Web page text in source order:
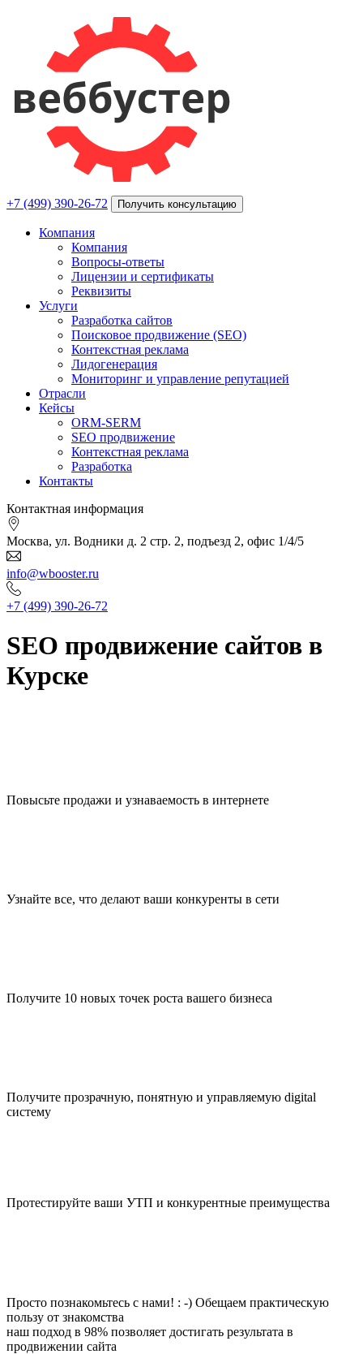
+7 (499) 390-26-72 Получить консультацию
Компания
Компания
Вопросы-ответы
Лицензии и сертификаты
Реквизиты
Услуги
Разработка сайтов
Поисковое продвижение (SEO)
Контекстная реклама
Лидогенерация
Мониторинг и управление репутацией
Отрасли
Кейсы
ORM-SERM
SEO продвижение
Контекстная реклама
Разработка
Контакты
Контактная информация
Москва, ул. Водники д. 2 стр. 2, подъезд 2, офис 1/4/5
info@wbooster.ru
+7 (499) 390-26-72
SEO продвижение сайтов в
Курске
Повысьте продажи и узнаваемость в интернете
Узнайте все, что делают ваши конкуренты в сети
Получите 10 новых точек роста вашего бизнеса
Получите прозрачную, понятную и управляемую digital
систему
Протестируйте ваши УТП и конкурентные преимущества
Просто познакомьтесь с нами! : -) Обещаем практическую
пользу от знакомства
наш подход в 98% позволяет достигать результата в
продвижении сайта